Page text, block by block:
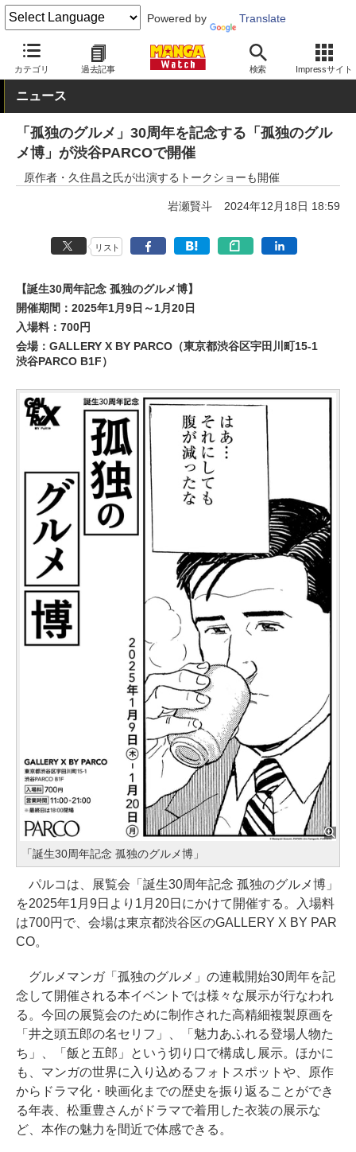
Powered by Translate
カテゴリ 過去記事 検索 Impressサイト
MANGA Watch イベント
ニュース
「孤独のグルメ」30周年を記念する「孤独のグル
メ博」が渋谷PARCOで開催
原作者・久住昌之氏が出演するトークショーも開催
岩瀬賢斗 2024年12月18日 18:59
リスト
【誕生30周年記念 孤独のグルメ博】
開催期間：2025年1月9日～1月20日
入場料：700円
会場：GALLERY X BY PARCO（東京都渋谷区宇田川町15-1
渋谷PARCO B1F）
「誕生30周年記念 孤独のグルメ博」
パルコは、展覧会「誕生30周年記念 孤独のグルメ博」
を2025年1月9日より1月20日にかけて開催する。入場料
は700円で、会場は東京都渋谷区のGALLERY X BY PAR
CO。
グルメマンガ「孤独のグルメ」の連載開始30周年を記
念して開催される本イベントでは様々な展示が行なわれ
る。今回の展覧会のために制作された高精細複製原画を
「井之頭五郎の名セリフ」、「魅力あふれる登場人物た
ち」、「飯と五郎」という切り口で構成し展示。ほかに
も、マンガの世界に入り込めるフォトスポットや、原作
からドラマ化・映画化までの歴史を振り返ることができ
る年表、松重豊さんがドラマで着用した衣装の展示な
ど、本作の魅力を間近で体感できる。